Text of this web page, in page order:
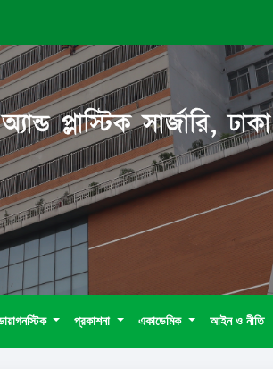
প্লাস্টিক সার্জারি, ঢাকা
প্রকাশনা একাডেমিক আইন ও নীতি